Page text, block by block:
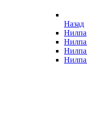
Назад
Нилпа
Нилпа
Нилпа